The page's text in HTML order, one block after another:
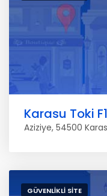
Karasu Toki
Aziziye, 54500
GÜVENLIKLI SITE